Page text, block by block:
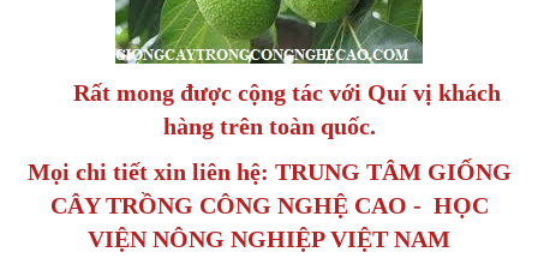
Rất mong được cộng tác với Quí vị khách
hàng trên toàn quốc.
Mọi chi tiết xin liên hệ: TRUNG TÂM GIỐNG
CÂY TRỒNG CÔNG NGHỆ CAO - HỌC
VIỆN NÔNG NGHIỆP VIỆT NAM